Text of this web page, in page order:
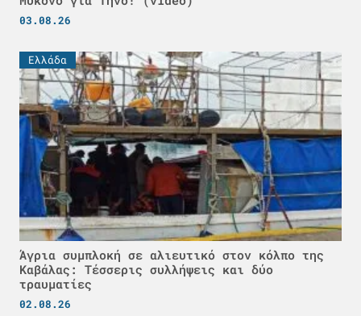
03.08.26
Ελλάδα
Άγρια συμπλοκή σε αλιευτικό στον κόλπο της
Καβάλας: Τέσσερις συλλήψεις και δύο
τραυματίες
02.08.26